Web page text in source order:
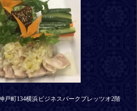
戸町134横浜ビジネスパークプレッツオ2階